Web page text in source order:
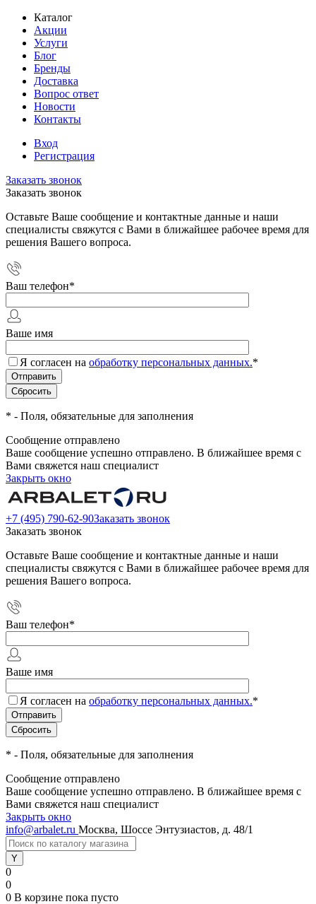
Каталог
Акции
Услуги
Блог
Бренды
Доставка
Вопрос ответ
Новости
Контакты
Вход
Регистрация
Заказать звонок
Заказать звонок
Оставьте Ваше сообщение и контактные данные и наши
специалисты свяжутся с Вами в ближайшее рабочее время для
решения Вашего вопроса.
Ваш телефон*
Ваше имя
Я согласен на обработку персональных данных.*
* - Поля, обязательные для заполнения
Сообщение отправлено
Ваше сообщение успешно отправлено. В ближайшее время с
Вами свяжется наш специалист
Закрыть окно
+7 (495) 790-62-90Заказать звонок
Заказать звонок
Оставьте Ваше сообщение и контактные данные и наши
специалисты свяжутся с Вами в ближайшее рабочее время для
решения Вашего вопроса.
Ваш телефон*
Ваше имя
Я согласен на обработку персональных данных.*
* - Поля, обязательные для заполнения
Сообщение отправлено
Ваше сообщение успешно отправлено. В ближайшее время с
Вами свяжется наш специалист
Закрыть окно
info@arbalet.ru Москва, Шоссе Энтузиастов, д. 48/1
0
0
0 В корзине пока пусто